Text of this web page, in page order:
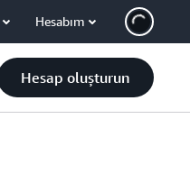
Hesabım
Hesap oluşturun